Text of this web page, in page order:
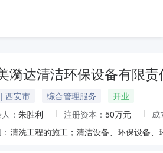
漪达清洁环保设备有限责
西安市 综合管理服务
开业
： 朱胜利 注册资本： 50万元
成